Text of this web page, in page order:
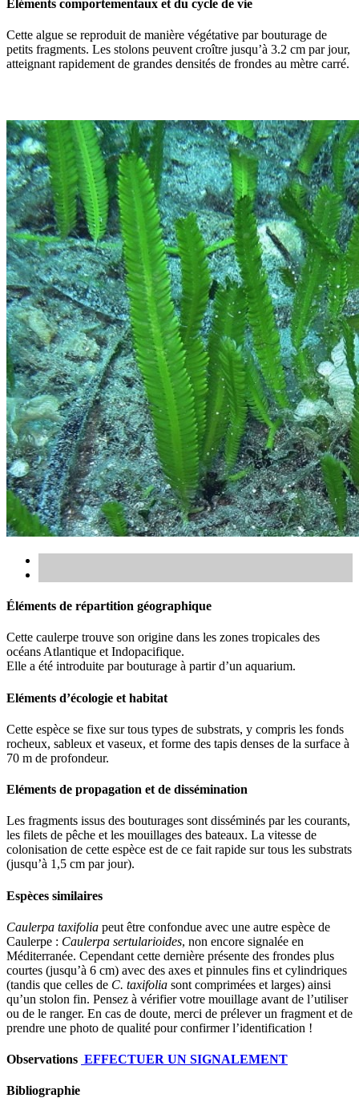
Éléments comportementaux et du cycle de vie
Cette algue se reproduit de manière végétative par bouturage de
petits fragments. Les stolons peuvent croître jusqu’à 3.2 cm par jour,
atteignant rapidement de grandes densités de frondes au mètre carré.
Éléments de répartition géographique
Cette caulerpe trouve son origine dans les zones tropicales des
océans Atlantique et Indopacifique.
Elle a été introduite par bouturage à partir d’un aquarium.
Eléments d’écologie et habitat
Cette espèce se fixe sur tous types de substrats, y compris les fonds
rocheux, sableux et vaseux, et forme des tapis denses de la surface à
70 m de profondeur.
Eléments de propagation et de dissémination
Les fragments issus des bouturages sont disséminés par les courants,
les filets de pêche et les mouillages des bateaux. La vitesse de
colonisation de cette espèce est de ce fait rapide sur tous les substrats
(jusqu’à 1,5 cm par jour).
Espèces similaires
Caulerpa taxifolia peut être confondue avec une autre espèce de
Caulerpe : Caulerpa sertularioides, non encore signalée en
Méditerranée. Cependant cette dernière présente des frondes plus
courtes (jusqu’à 6 cm) avec des axes et pinnules fins et cylindriques
(tandis que celles de C. taxifolia sont comprimées et larges) ainsi
qu’un stolon fin. Pensez à vérifier votre mouillage avant de l’utiliser
ou de le ranger. En cas de doute, merci de prélever un fragment et de
prendre une photo de qualité pour confirmer l’identification !
Observations EFFECTUER UN SIGNALEMENT
Bibliographie